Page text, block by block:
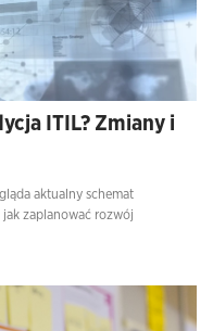
ITIL? Zmiany i
aktualny schemat
zaplanować rozwój